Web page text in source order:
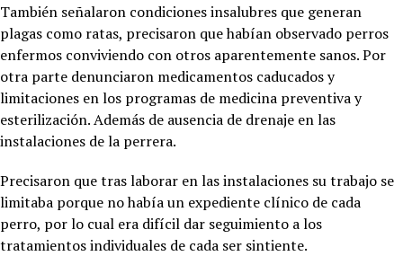
También señalaron condiciones insalubres que generan
plagas como ratas, precisaron que habían observado perros
enfermos conviviendo con otros aparentemente sanos. Por
otra parte denunciaron medicamentos caducados y
limitaciones en los programas de medicina preventiva y
esterilización. Además de ausencia de drenaje en las
instalaciones de la perrera.
Precisaron que tras laborar en las instalaciones su trabajo se
limitaba porque no había un expediente clínico de cada
perro, por lo cual era difícil dar seguimiento a los
tratamientos individuales de cada ser sintiente.